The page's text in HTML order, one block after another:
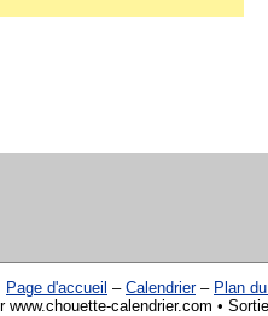
Page d'accueil – Calendrier– Plan
www.chouette-calendrier.com •